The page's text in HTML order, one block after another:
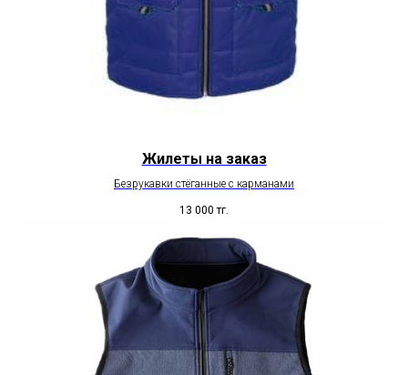
Жилеты на заказ
Безрукавки стёганные с карманами
13 000 тг.